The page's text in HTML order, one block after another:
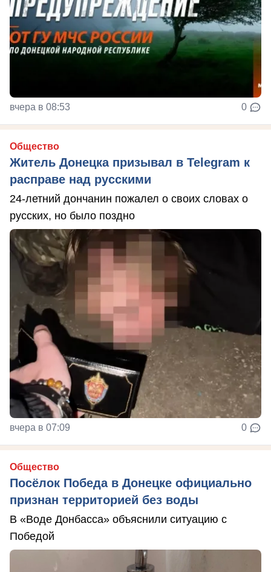
вчера в 08:53 0
Общество
Житель Донецка призывал в Telegram к
расправе над русскими
24-летний дончанин пожалел о своих словах о
русских, но было поздно
вчера в 07:09 0
Общество
Посёлок Победа в Донецке официально
признан территорией без воды
В «Воде Донбасса» объяснили ситуацию с
Победой